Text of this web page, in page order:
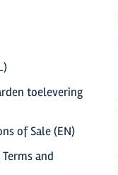
toelevering
of Sale (EN)
and